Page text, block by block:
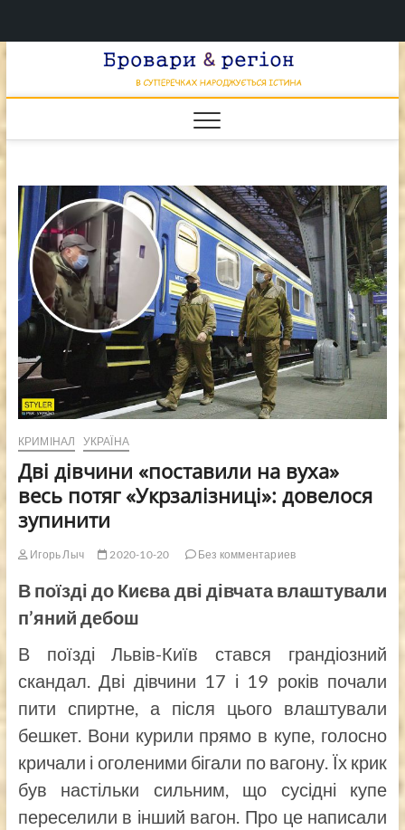
Перейти
&
НАРОДЖУЄТЬСЯ
КРИМІНАЛ УКРАЇНА
Дві дівчини «поставили на вуха»
весь потяг «Укрзалізниці»: довелося
зупинити
Игорь Лыч 2020-10-20 Без комментариев
В поїзді до Києва дві дівчата влаштували
п’яний дебош
В поїзді Львів-Київ стався грандіозний
скандал. Дві дівчини 17 і 19 років почали
пити спиртне, а після цього влаштували
бешкет. Вони курили прямо в купе, голосно
кричали і оголеними бігали по вагону. Їх крик
був настільки сильним, що сусідні купе
переселили в інший вагон. Про це написали